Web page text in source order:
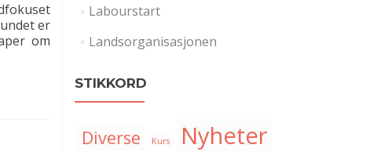
er
om
Labourstart
Landsorganisasjonen
STIKKORD
Diverse Kurs Nyheter